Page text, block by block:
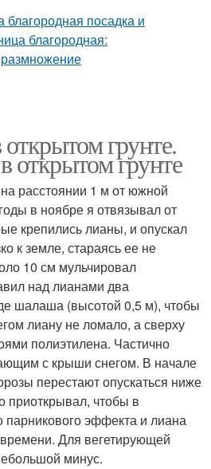
грунте.
открытом грунте
расстоянии 1 м от южной
в ноябре я отвязывал от
крепились лианы, и опускал
к земле, стараясь ее не
10 см мульчировал
над лианами два
шалаша (высотой 0,5 м), чтобы
лиану не ломало, а сверху
полиэтилена. Частично
с крыши снегом. В начале
перестают опускаться ниже
приоткрывал, чтобы в
эффекта и лиана
Для вегетирующей
минус.